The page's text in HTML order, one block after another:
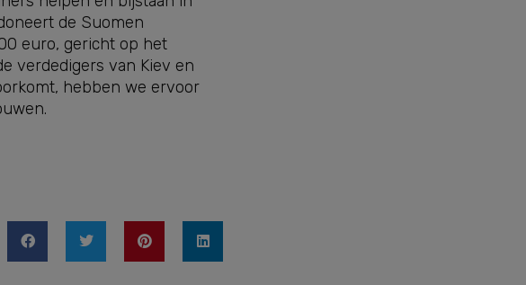
de Suomen
euro, gericht op het
verdedigers van Kiev en
hebben we ervoor